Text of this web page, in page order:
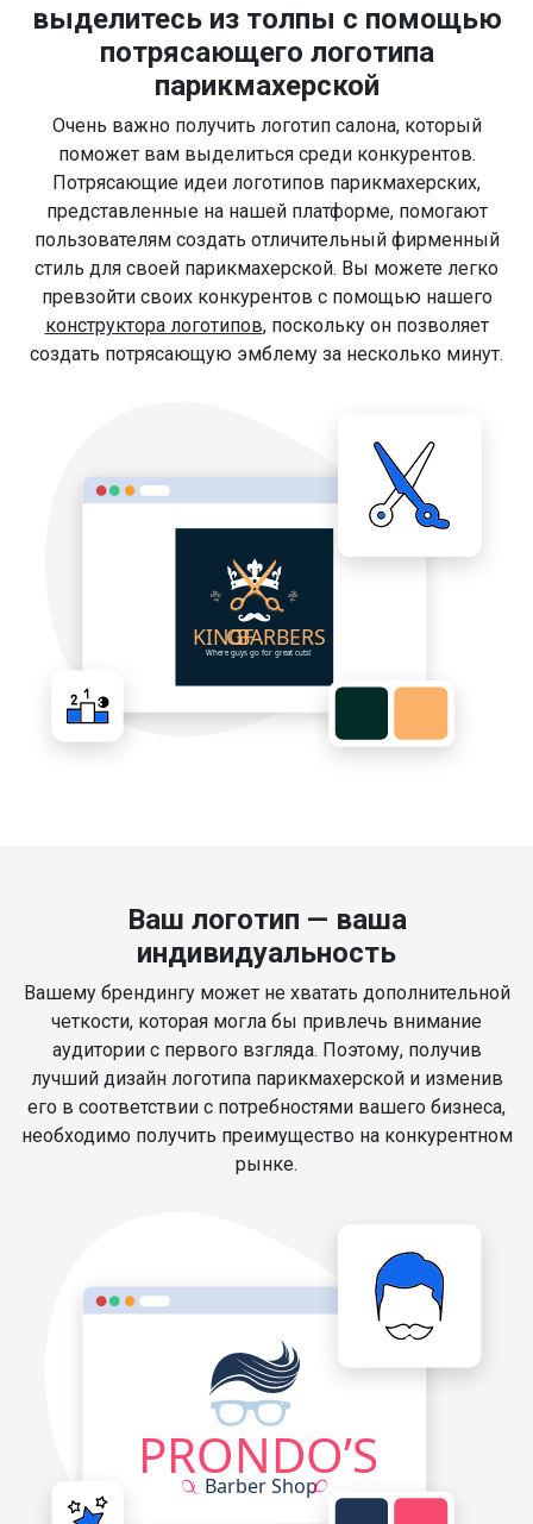
выделитесь из толпы с помощью
потрясающего логотипа
парикмахерской
Очень важно получить логотип салона, который
поможет вам выделиться среди конкурентов.
Потрясающие идеи логотипов парикмахерских,
представленные на нашей платформе, помогают
пользователям создать отличительный фирменный
стиль для своей парикмахерской. Вы можете легко
превзойти своих конкурентов с помощью нашего
конструктора логотипов, поскольку он позволяет
создать потрясающую эмблему за несколько минут.
Ваш логотип — ваша
индивидуальность
Вашему брендингу может не хватать дополнительной
четкости, которая могла бы привлечь внимание
аудитории с первого взгляда. Поэтому, получив
лучший дизайн логотипа парикмахерской и изменив
его в соответствии с потребностями вашего бизнеса,
необходимо получить преимущество на конкурентном
рынке.